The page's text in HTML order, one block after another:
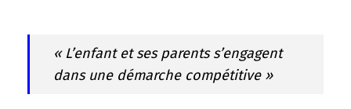
« L’enfant et ses parents s’engagent
dans une démarche compétitive »